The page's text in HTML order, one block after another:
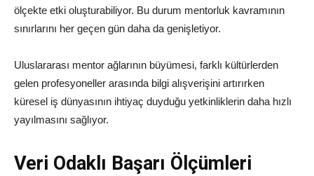
ölçekte etki oluşturabiliyor. Bu durum mentorluk kavramının
sınırlarını her geçen gün daha da genişletiyor.
Uluslararası mentor ağlarının büyümesi, farklı kültürlerden
gelen profesyoneller arasında bilgi alışverişini artırırken
küresel iş dünyasının ihtiyaç duyduğu yetkinliklerin daha hızlı
yayılmasını sağlıyor.
Veri Odaklı Başarı Ölçümleri